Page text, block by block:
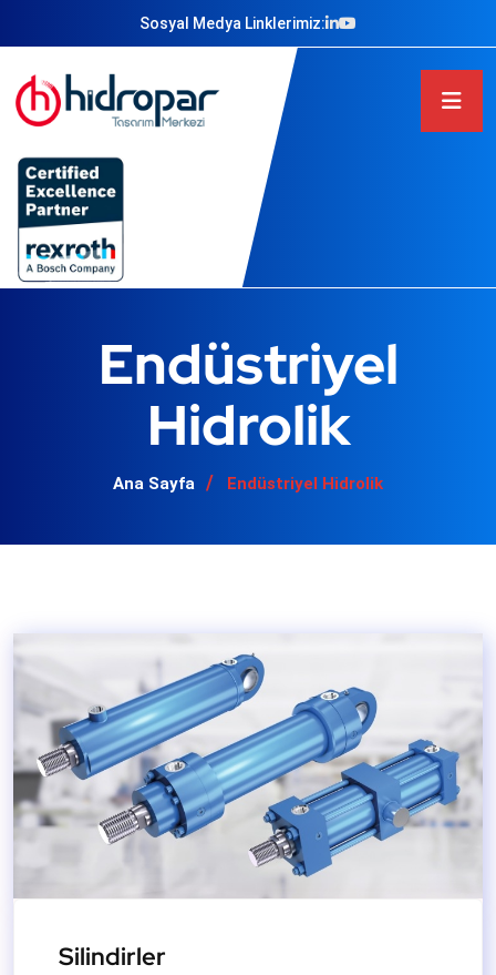
Sosyal Medya Linklerimiz:
Endüstriyel
Hidrolik
Ana Sayfa Endüstriyel Hidrolik
Silindirler